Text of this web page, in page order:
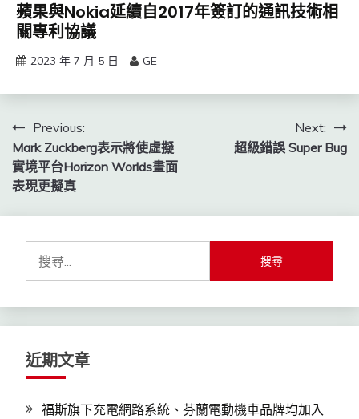
蘋果與Nokia延續自2017年簽訂的通訊技術相
關專利協議
2023 年 7 月 5 日 GE
文
章
導
覽
Previous:
Mark Zuckberg表示將使虛擬
實境平台Horizon Worlds畫面
表現更擬真
Next:
超級錯誤 Super Bug
鍵
字:
近期文章
福斯旗下充電網路系統、芬蘭電動機車品牌均加入